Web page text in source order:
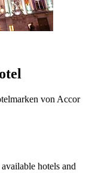
von Accor
hotels and